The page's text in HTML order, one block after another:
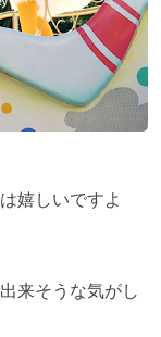
嬉しいですよ
来そうな気がし